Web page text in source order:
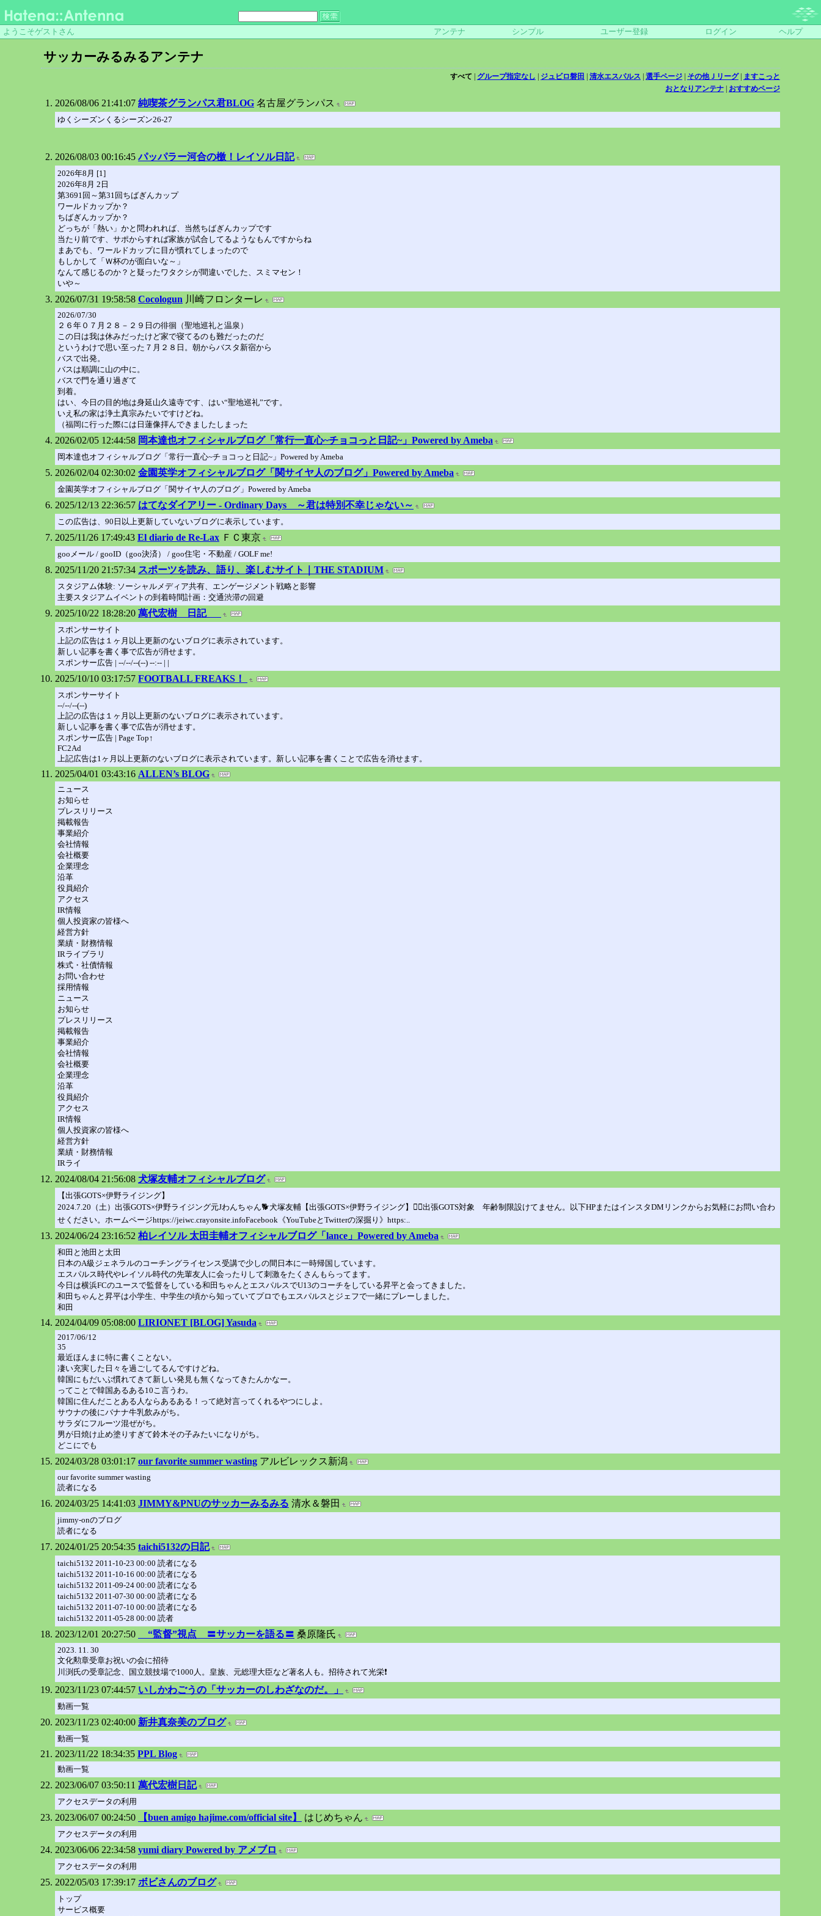
ようこそゲストさん アンテナ シンプル ユーザー登録 ログイン ヘルプ
サッカーみるみるアンテナ
すべて グループ指定なし ジュビロ磐田 清水エスパルス 選手ページ| その他Ｊリーグ|
ますこっと
おとなりアンテナ| おすすめページ
2026/08/06 21:41:07 純喫茶グランパス君BLOG 名古屋グランパス
ゆくシーズンくるシーズン26-27
2026/08/03 00:16:45 パッパラー河合の檄！レイソル日記
2026年8月 [1]
2026年8月 2日
第3691回～第31回ちばぎんカップ
ワールドカップか？
ちばぎんカップか？
どっちが「熱い」かと問われれば、当然ちばぎんカップです
当たり前です、サポからすれば家族が試合してるようなもんですからね
まあでも、ワールドカップに目が慣れてしまったので
もしかして「Ｗ杯のが面白いな～」
なんて感じるのか？と疑ったワタクシが間違いでした、スミマセン！
いや～
2026/07/31 19:58:58 Cocologun 川崎フロンターレ
2026/07/30
２６年０７月２８－２９日の徘徊（聖地巡礼と温泉）
この日は我は休みだったけど家で寝てるのも難だったのだ
というわけで思い至った７月２８日。朝からバスタ新宿から
バスで出発。
バスは順調に山の中に。
バスで門を通り過ぎて
到着。
はい、今日の目的地は身延山久遠寺です、はい“聖地巡礼”です。
いえ私の家は浄土真宗みたいですけどね。
（福岡に行った際には日蓮像拝んできましたしまった
2026/02/05 12:44:58 岡本達也オフィシャルブログ「常行一直心~チョコっと日記~」Powered by Ameba
岡本達也オフィシャルブログ「常行一直心~チョコっと日記~」Powered by Ameba
2026/02/04 02:30:02 金園英学オフィシャルブログ「関サイヤ人のブログ」Powered by Ameba
金園英学オフィシャルブログ「関サイヤ人のブログ」Powered by Ameba
2025/12/13 22:36:57 はてなダイアリー - Ordinary Days ～君は特別不幸じゃない～
この広告は、90日以上更新していないブログに表示しています。
2025/11/26 17:49:43 El diario de Re-Lax ＦＣ東京
gooメール / gooID（goo決済） / goo住宅・不動産 / GOLF me!
2025/11/20 21:57:34 スポーツを読み、語り、楽しむサイト｜THE STADIUM
スタジアム体験: ソーシャルメディア共有、エンゲージメント戦略と影響
主要スタジアムイベントの到着時間計画：交通渋滞の回避
2025/10/22 18:28:20 萬代宏樹 日記
スポンサーサイト
上記の広告は１ヶ月以上更新のないブログに表示されています。
新しい記事を書く事で広告が消せます。
スポンサー広告 | --/--/--(--) --:-- | |
2025/10/10 03:17:57 FOOTBALL FREAKS！
スポンサーサイト
--/--/--(--)
上記の広告は１ヶ月以上更新のないブログに表示されています。
新しい記事を書く事で広告が消せます。
スポンサー広告 | Page Top↑
FC2Ad
上記広告は1ヶ月以上更新のないブログに表示されています。新しい記事を書くことで広告を消せます。
2025/04/01 03:43:16 ALLEN’s BLOG
ニュース
お知らせ
プレスリリース
掲載報告
事業紹介
会社情報
会社概要
企業理念
沿革
役員紹介
アクセス
IR情報
個人投資家の皆様へ
経営方針
業績・財務情報
IRライブラリ
株式・社債情報
お問い合わせ
採用情報
ニュース
お知らせ
プレスリリース
掲載報告
事業紹介
会社情報
会社概要
企業理念
沿革
役員紹介
アクセス
IR情報
個人投資家の皆様へ
経営方針
業績・財務情報
IRライ
2024/08/04 21:56:08 犬塚友輔オフィシャルブログ
【出張GOTS×伊野ライジング】
2024.7.20（土）出張GOTS×伊野ライジング元Jわんちゃん🐕犬塚友輔【出張GOTS×伊野ライジング】🙆‍♂️出張GOTS対象 年齢制限設けてません。以下HPまたはインスタDMリンクからお気軽にお問い合わ
せください。ホームページhttps://jeiwc.crayonsite.infoFacebook《YouTubeとTwitterの深掘り》https:..
2024/06/24 23:16:52 柏レイソル 太田圭輔オフィシャルブログ「lance」Powered by Ameba
和田と池田と太田
日本のA級ジェネラルのコーチングライセンス受講で少しの間日本に一時帰国しています。
エスパルス時代やレイソル時代の先輩友人に会ったりして刺激をたくさんもらってます。
今日は横浜FCのユースで監督をしている和田ちゃんとエスパルスでU13のコーチをしている昇平と会ってきました。
和田ちゃんと昇平は小学生、中学生の頃から知っていてプロでもエスパルスとジェフで一緒にプレーしました。
和田
2024/04/09 05:08:00 LIRIONET [BLOG] Yasuda
2017/06/12
35
最近ほんまに特に書くことない。
凄い充実した日々を過ごしてるんですけどね。
韓国にもだいぶ慣れてきて新しい発見も無くなってきたんかなー。
ってことで韓国あるある10こ言うわ。
韓国に住んだことある人ならあるある！って絶対言ってくれるやつにしよ。
サウナの後にバナナ牛乳飲みがち。
サラダにフルーツ混ぜがち。
男が日焼け止め塗りすぎて鈴木その子みたいになりがち。
どこにでも
2024/03/28 03:01:17 our favorite summer wasting アルビレックス新潟
our favorite summer wasting
読者になる
2024/03/25 14:41:03 JIMMY&PNUのサッカーみるみる 清水＆磐田
jimmy-onのブログ
読者になる
2024/01/25 20:54:35 taichi5132の日記
taichi5132 2011-10-23 00:00 読者になる
taichi5132 2011-10-16 00:00 読者になる
taichi5132 2011-09-24 00:00 読者になる
taichi5132 2011-07-30 00:00 読者になる
taichi5132 2011-07-10 00:00 読者になる
taichi5132 2011-05-28 00:00 読者
2023/12/01 20:27:50 “監督”視点 〓サッカーを語る〓 桑原隆氏
2023. 11. 30
文化勲章受章お祝いの会に招待
川渕氏の受章記念、国立競技場で1000人。皇族、元総理大臣など著名人も。招待されて光栄❗
2023/11/23 07:44:57 いしかわごうの「サッカーのしわざなのだ。」
動画一覧
2023/11/23 02:40:00 新井真奈美のブログ
動画一覧
2023/11/22 18:34:35 PPL Blog
動画一覧
2023/06/07 03:50:11 萬代宏樹日記
アクセスデータの利用
2023/06/07 00:24:50 【buen amigo hajime.com/official site】 はじめちゃん
アクセスデータの利用
2023/06/06 22:34:58 yumi diary Powered by アメブロ
アクセスデータの利用
2022/05/03 17:39:17 ボビさんのブログ
トップ
サービス概要